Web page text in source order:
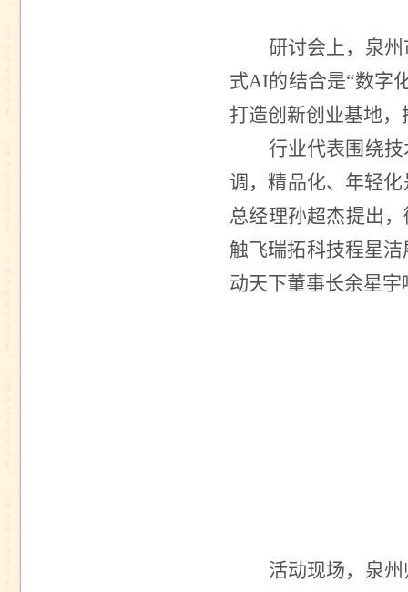
研讨会上，泉
式AI的结合是“数字
打造创新创业基地
行业代表围绕
调，精品化、年轻
总经理孙超杰提出
触飞瑞拓科技程星洁
动天下董事长余星
活动现场，泉